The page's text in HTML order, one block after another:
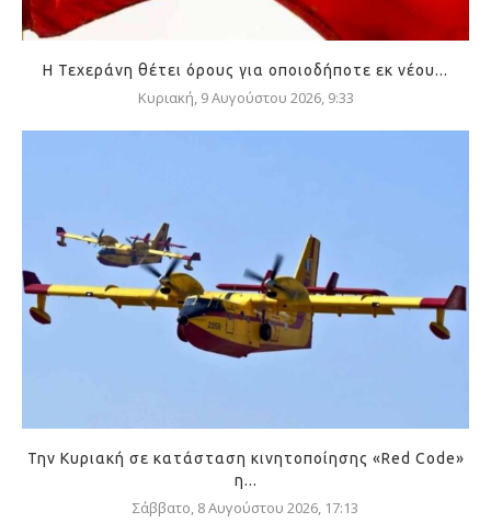
Η Τεχεράνη θέτει όρους για οποιοδήποτε εκ νέου...
Κυριακή, 9 Αυγούστου 2026, 9:33
Την Κυριακή σε κατάσταση κινητοποίησης «Red Code»
η...
Σάββατο, 8 Αυγούστου 2026, 17:13